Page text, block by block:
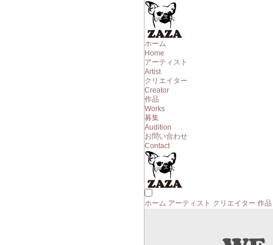
ホーム
Home
アーティスト
Artist
クリエイター
Creator
作品
Works
募集
Audition
お問い合わせ
Contact
ホーム アーティスト クリエイター 作品